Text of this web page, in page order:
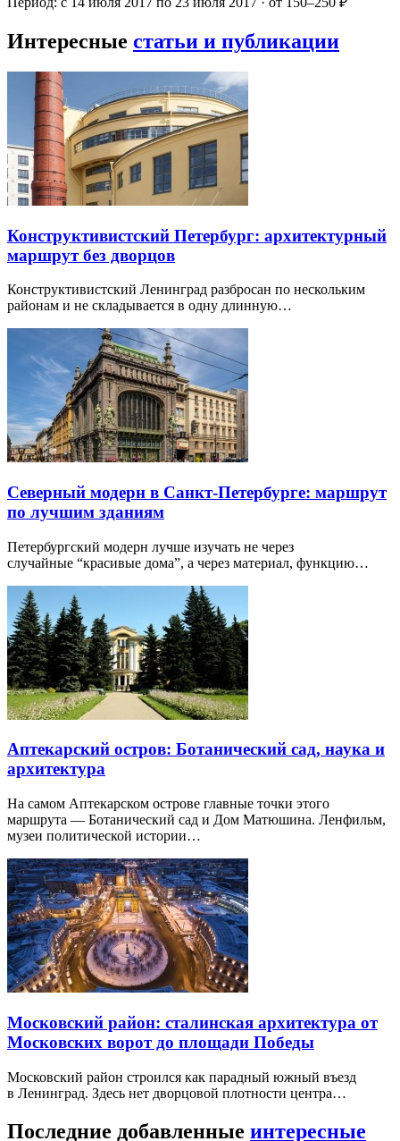
Интересные статьи и публикации
Конструктивистский Петербург: архитектурный
маршрут без дворцов
Конструктивистский Ленинград разбросан по нескольким
районам и не складывается в одну длинную…
Северный модерн в Санкт-Петербурге: маршрут
по лучшим зданиям
Петербургский модерн лучше изучать не через
случайные “красивые дома”, а через материал, функцию…
Аптекарский остров: Ботанический сад, наука и
архитектура
На самом Аптекарском острове главные точки этого
маршрута — Ботанический сад и Дом Матюшина. Ленфильм,
музеи политической истории…
Московский район: сталинская архитектура от
Московских ворот до площади Победы
Московский район строился как парадный южный въезд
в Ленинград. Здесь нет дворцовой плотности центра…
Последние добавленные интересные